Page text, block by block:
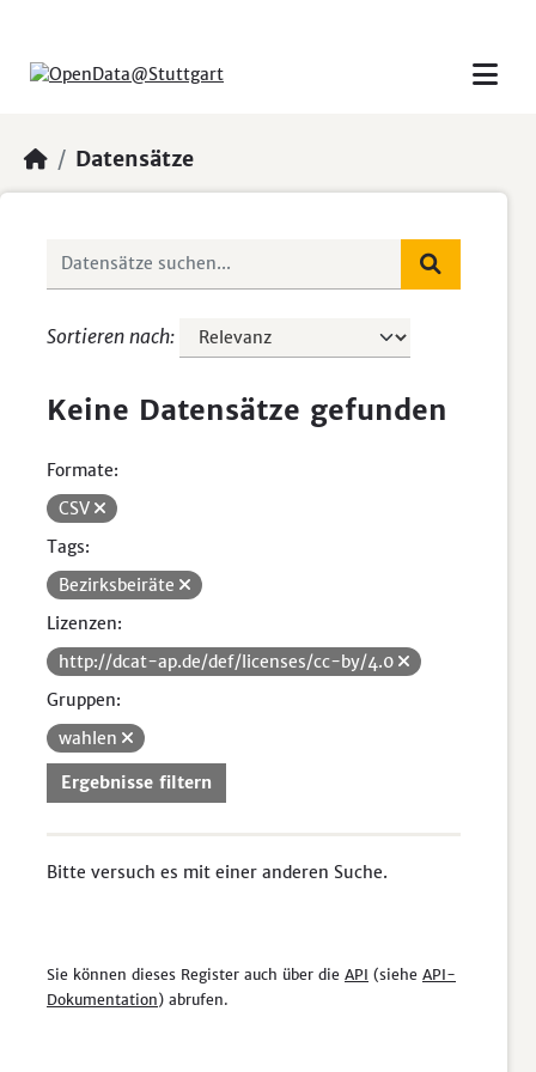
Datensätze
Sortieren nach
Keine Datensätze gefunden
Formate:
CSV
Tags:
Bezirksbeiräte
Lizenzen:
http://dcat-ap.de/def/licenses/cc-by/4.0
Gruppen:
wahlen
Ergebnisse filtern
Bitte versuch es mit einer anderen Suche.
Sie können dieses Register auch über die API (siehe API-
Dokumentation) abrufen.